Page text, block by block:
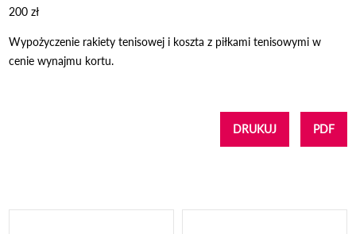
200 zł
Wypożyczenie rakiety tenisowej i koszta z piłkami tenisowymi w
cenie wynajmu kortu.
DRUKUJ PDF